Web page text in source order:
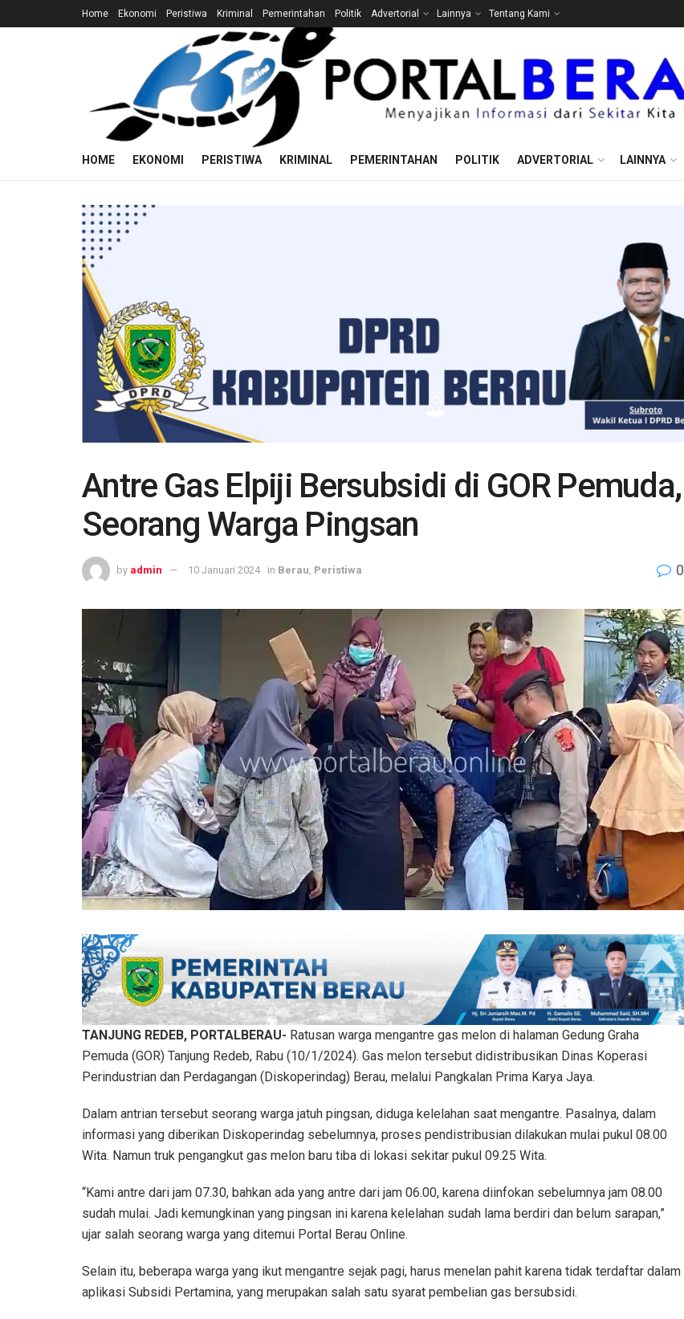
Home Ekonomi Peristiwa Kriminal Pemerintahan Politik Advertorial Lainnya Tentang Kami
HOME EKONOMI PERISTIWA KRIMINAL PEMERINTAHAN POLITIK ADVERTORIAL LAINNYA
Antre Gas Elpiji Bersubsidi di GOR Pemuda,
Seorang Warga Pingsan
by admin 10 Januari 2024 in Berau, Peristiwa 0
TANJUNG REDEB, PORTALBERAU- Ratusan warga mengantre gas melon di halaman Gedung Graha
Pemuda (GOR) Tanjung Redeb, Rabu (10/1/2024). Gas melon tersebut didistribusikan Dinas Koperasi
Perindustrian dan Perdagangan (Diskoperindag) Berau, melalui Pangkalan Prima Karya Jaya.
Dalam antrian tersebut seorang warga jatuh pingsan, diduga kelelahan saat mengantre. Pasalnya, dalam
informasi yang diberikan Diskoperindag sebelumnya, proses pendistribusian dilakukan mulai pukul 08.00
Wita. Namun truk pengangkut gas melon baru tiba di lokasi sekitar pukul 09.25 Wita.
“Kami antre dari jam 07.30, bahkan ada yang antre dari jam 06.00, karena diinfokan sebelumnya jam 08.00
sudah mulai. Jadi kemungkinan yang pingsan ini karena kelelahan sudah lama berdiri dan belum sarapan,”
ujar salah seorang warga yang ditemui Portal Berau Online.
Selain itu, beberapa warga yang ikut mengantre sejak pagi, harus menelan pahit karena tidak terdaftar dalam
aplikasi Subsidi Pertamina, yang merupakan salah satu syarat pembelian gas bersubsidi.